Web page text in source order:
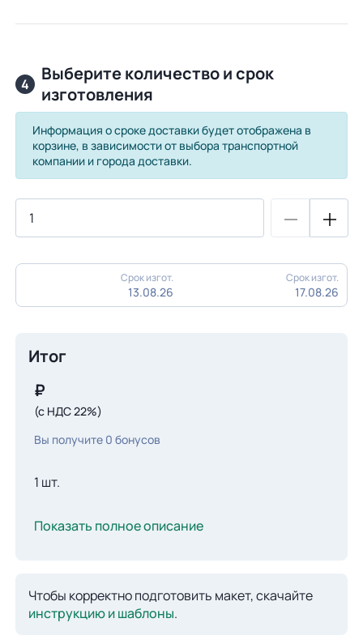
4
Выберите количество и срок
изготовления
Информация о сроке доставки будет отображена в
корзине, в зависимости от выбора транспортной
компании и города доставки.
Срок изгот.
13.08.26
Срок изгот.
17.08.26
Итог
₽
(с НДС 22%)
Вы получите 0 бонусов
1 шт.
Показать полное описание
Чтобы корректно подготовить макет, скачайте
инструкцию и шаблоны.